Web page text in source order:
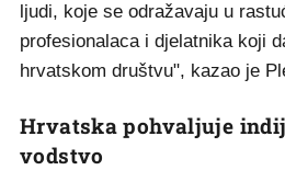
ljudi, koje se odražavaju u
profesionalaca i djelatnika koji
hrvatskom društvu", kazao je
Hrvatska pohvaljuje
vodstvo